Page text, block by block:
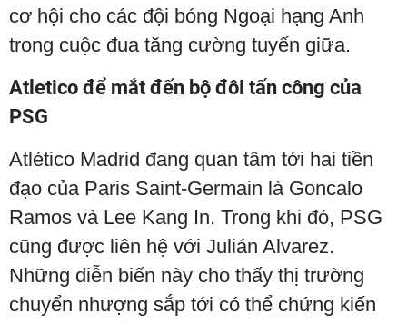
cơ hội cho các đội bóng Ngoại hạng Anh
trong cuộc đua tăng cường tuyến giữa.
Atletico để mắt đến bộ đôi tấn công của
PSG
Atlético Madrid đang quan tâm tới hai tiền
đạo của Paris Saint-Germain là Goncalo
Ramos và Lee Kang In. Trong khi đó, PSG
cũng được liên hệ với Julián Alvarez.
Những diễn biến này cho thấy thị trường
chuyển nhượng sắp tới có thể chứng kiến